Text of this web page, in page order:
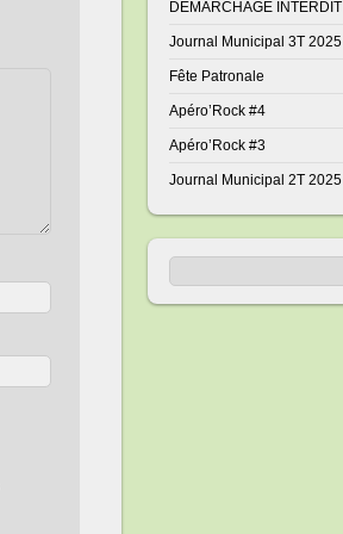
DÉMARCHAGE INTERDIT
Journal Municipal 3T 2025
Fête Patronale
Apéro’Rock #4
Apéro’Rock #3
Journal Municipal 2T 2025